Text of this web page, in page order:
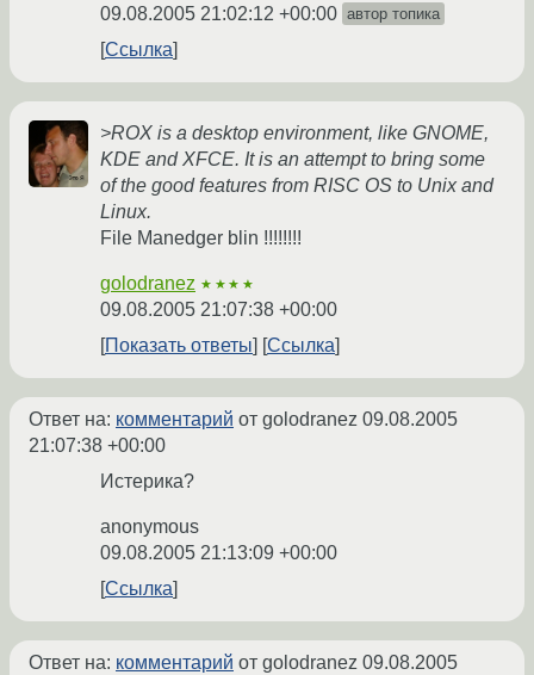
09.08.2005 21:02:12 +00:00 автор топика
Ссылка
>ROX is a desktop environment, like GNOME,
KDE and XFCE. It is an attempt to bring some
of the good features from RISC OS to Unix and
Linux.
File Manedger blin !!!!!!!!
golodranez ★★★★
09.08.2005 21:07:38 +00:00
Показать ответы
Ссылка
Ответ на: комментарий от golodranez 09.08.2005
21:07:38 +00:00
Истерика?
anonymous
09.08.2005 21:13:09 +00:00
Ссылка
Ответ на: комментарий от golodranez 09.08.2005